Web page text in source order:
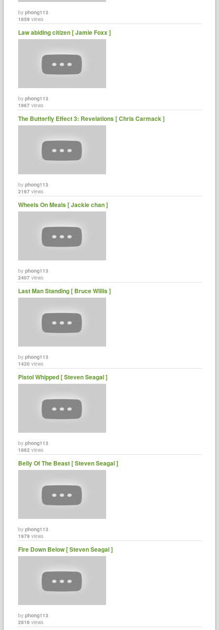
byphong113
1859 views
Law abiding citizen [ Jamie Foxx ]
byphong113
1967 views
The Buttɘrfly Effect 3: Revelations [ Chris Carmack ]
byphong113
2167 views
Wheels On Meals [ Jackie chan ]
byphong113
2407 views
Last Man Standing [ Bruce Willis ]
byphong113
1420 views
Pistol Whipped [ Steven Seagal ]
byphong113
1862 views
Belly Of The Beast [ Steven Seagal ]
byphong113
1979 views
Fire Down Below [ Steven Seagal ]
byphong113
2816 views